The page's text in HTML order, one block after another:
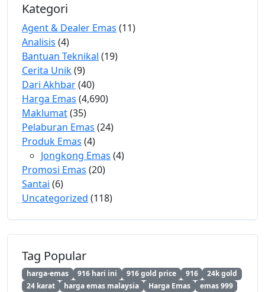
Kategori
Agent & Dealer Emas (11)
Analisis (4)
Bantuan Teknikal (19)
Cerita Unik(9)
Dari Akhbar(40)
Harga Emas (4,690)
Maklumat(35)
Pelaburan Emas (24)
Produk Emas (4)
Jongkong Emas (4)
Promosi Emas (20)
Santai (6)
Uncategorized (118)
Tag Popular
harga-emas 916 hari ini 916 gold price 916
24k gold
24 karat
harga emas malaysia Harga Emas
emas 999